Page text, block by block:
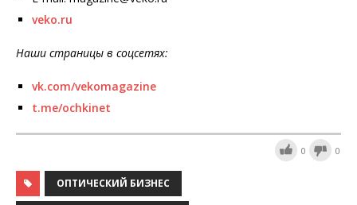
veko.ru
Наши страницы в соцсетях:
vk.com/vekomagazine
t.me/ochkinet
0 0
ОПТИЧЕСКИЙ БИЗНЕС